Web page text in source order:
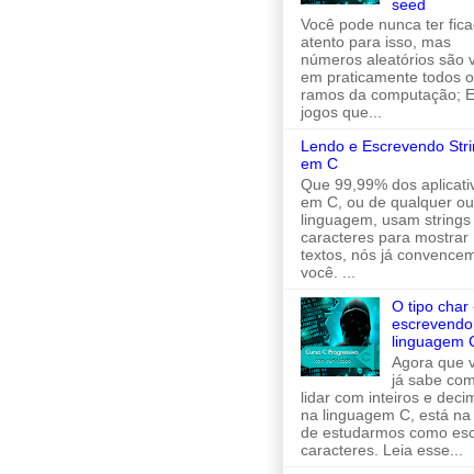
seed
Você pode nunca ter
atento para isso, mas
números aleatórios são
em praticamente todos
ramos da computação;
jogos que...
Lendo e Escrevendo
em C
Que 99,99% dos
em C, ou de qualquer
linguagem, usam strings
caracteres para mostrar
textos, nós já
você. ...
O tipo char
linguagem
Agora que
já sabe
lidar com inteiros e
na linguagem C, está na
de estudarmos como
caracteres. Leia esse...